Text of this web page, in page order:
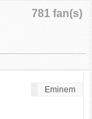
781 fan(s)
Eminem